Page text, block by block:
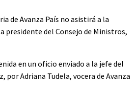
de Avanza País no asistirá a la
presidente del Consejo de Ministros,
en un oficio enviado a la jefe del
por Adriana Tudela, vocera de Avanza